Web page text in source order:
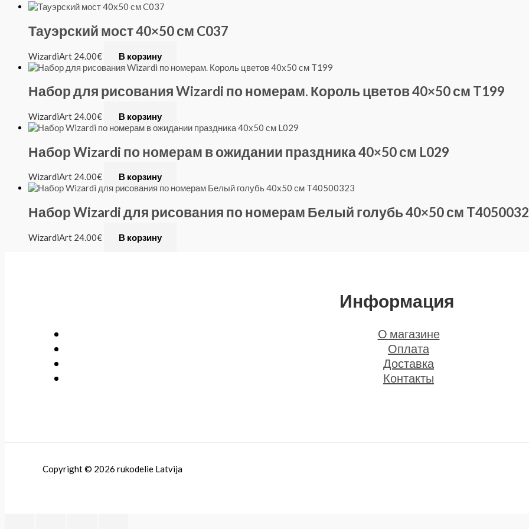
Тауэрский мост 40×50 см C037
WizardiArt 24.00€ В корзину
Набор для рисования Wizardi по номерам. Король цветов 40×50 см T199
WizardiArt 24.00€ В корзину
Набор Wizardi по номерам в ожидании праздника 40×50 см L029
WizardiArt 24.00€ В корзину
Набор Wizardi для рисования по номерам Белый голубь 40×50 см
WizardiArt 24.00€ В корзину
Информация
О магазине
Оплата
Доставка
Контакты
Copyright © 2026 rukodelie Latvija